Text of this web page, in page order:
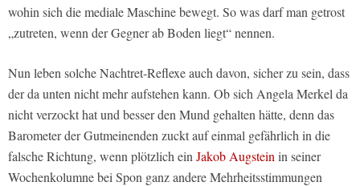
wohin sich die mediale Maschine bewegt. So was darf man getrost
„zutreten, wenn der Gegner ab Boden liegt“ nennen.
Nun leben solche Nachtret-Reflexe auch davon, sicher zu sein, dass
der da unten nicht mehr aufstehen kann. Ob sich Angela Merkel da
nicht verzockt hat und besser den Mund gehalten hätte, denn das
Barometer der Gutmeinenden zuckt auf einmal gefährlich in die
falsche Richtung, wenn plötzlich ein Jakob Augstein in seiner
Wochenkolumne bei Spon ganz andere Mehrheitsstimmungen